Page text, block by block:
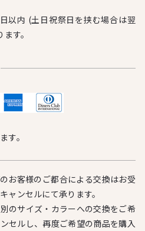
以内 (土日祝祭日を挟む場合は翌
す。
す。
お客様のご都合による交換はお受
ャンセルにて承ります。
のサイズ・カラーへの交換をご希
セルし、再度ご希望の商品を購入